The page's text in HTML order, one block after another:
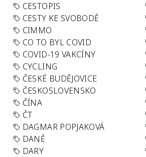
CESTOPIS
CESTY KE SVOBODĚ
CIMMO
CO TO BYL COVID
COVID-19 VAKCÍNY
CYCLING
ČESKÉ BUDĚJOVICE
ČESKOSLOVENSKO
ČÍNA
ČT
DAGMAR POPJAKOVÁ
DANĚ
DARY